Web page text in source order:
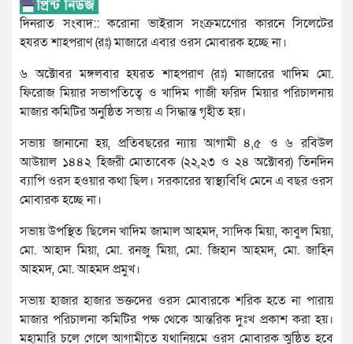
দিনরাত সংবাদ:: করোনা ভাইরাস সংক্রমণেোর কারনে সিলেটের
হযরত শাহপরাণ (রঃ) মাজারে এবার ওরস মোবারক হচ্ছে না।
৬ অক্টোবর মঙ্গলবার হযরত শাহপরাণ (রঃ) মাজারের খাদিম মো.
ফিরোজ মিয়ার সভাপতিত্বে ও খাদিম গাজী ফরিদ মিয়ার পরিচালনায়
মাজার কমিটির অনুষ্ঠিত সভায় এ সিদ্ধান্ত গৃহীত হয়।
সভায় জানানো হয়, প্রতিবছরের ন্যায় আগামী ৪,৫ ও ৬ রবিউল
আউয়াল ১৪৪২ হিজরী মোতাবেক (২২,২৩ ও ২৪ অক্টোবর) তিনদিন
ব্যাপি ওরস হওয়ার কথা ছিল। সরকারের স্বাস্থ্যবিধি মেনে এ বছর ওরস
মোবারক হচ্ছে না।
সভায় উপস্থিত ছিলেন খাদিম জামাল আহমদ, সাদিক মিয়া, কাবুল মিয়া,
মো. আহাদ মিয়া, মো. রনজু মিয়া, মো. জিহান আহমদ, মো. জাহিন
আহমদ, মো. আহমদ প্রমুখ।
সভায় হাজার হাজার ভক্তদের ওরস মোবারকে শরিক হতে না পারায়
মাজার পরিচালনা কমিটির পক্ষ থেকে আন্তরিক দুঃখ প্রকাশ করা হয়।
মহামারি চলে গেলে আগামীতে যথানিয়মে ওরস মোবারক অুষ্ঠিত হবে